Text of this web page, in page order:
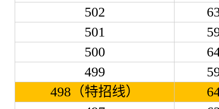
502
501
500
499
498（特招线）